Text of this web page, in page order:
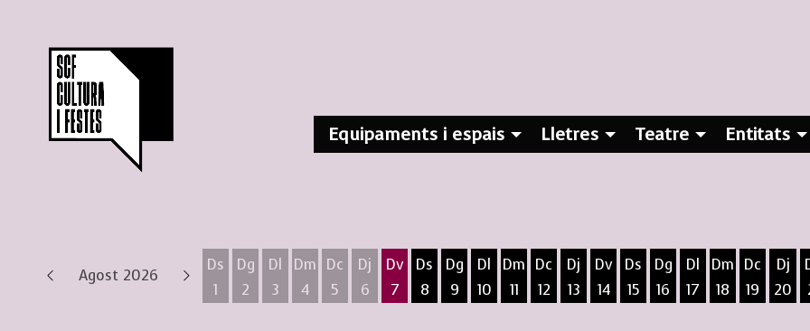
Equipaments i espais Lletres Teatre Entitats
Agost 2026
Ds
1
Dg
2
Dl
3
Dm
4
Dc
5
Dj
6
Dv
7
Ds
8
Dg
9
Dl
10
Dm
11
Dc
12
Dj
13
Dv
14
Ds
15
Dg
16
Dl
17
Dm
18
Dc
19
Dj
20